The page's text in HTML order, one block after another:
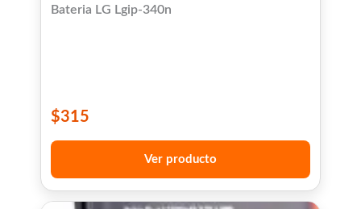
Bateria LG Lgip-340n
$315
Ver producto